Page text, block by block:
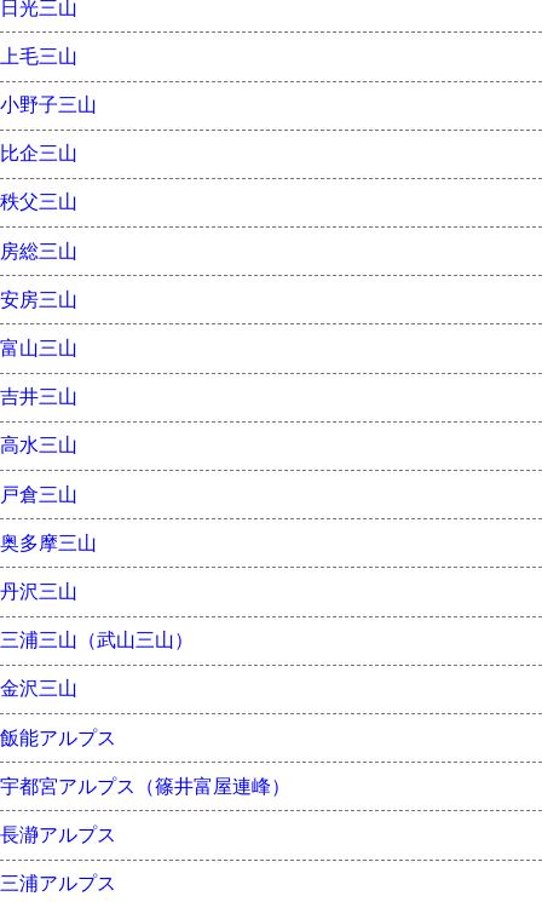
日光三山
上毛三山
小野子三山
比企三山
秩父三山
房総三山
安房三山
富山三山
吉井三山
高水三山
戸倉三山
奥多摩三山
丹沢三山
三浦三山（武山三山）
金沢三山
飯能アルプス
宇都宮アルプス（篠井富屋連峰）
長瀞アルプス
三浦アルプス